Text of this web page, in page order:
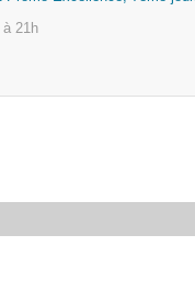
à 21h